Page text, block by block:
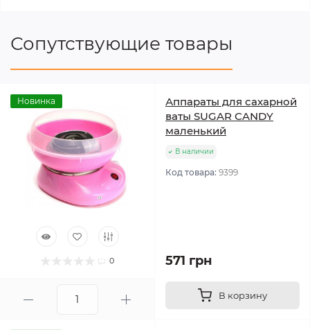
Сопутствующие товары
Новинка
0
Аппараты для сахарной
ваты SUGAR CANDY
маленький
В наличии
Код товара: 9399
571 грн
В корзину